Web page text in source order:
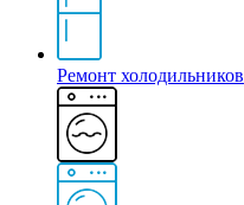
Ремонт холодильников